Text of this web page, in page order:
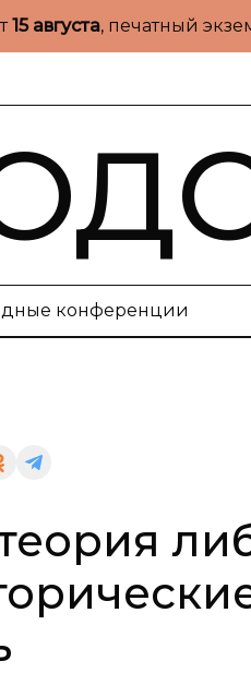
15 августа, печатный
конференции